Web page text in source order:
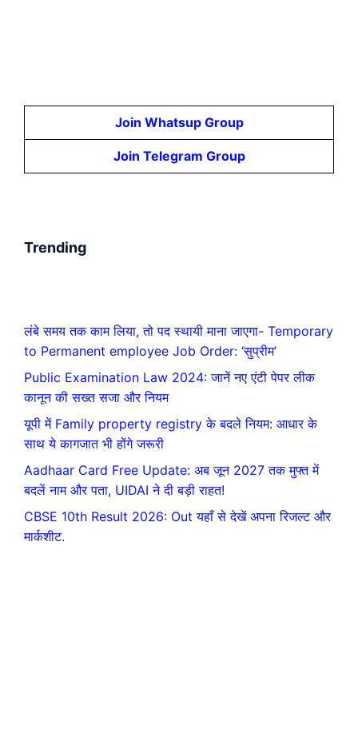
Join Whatsup Group
Join Telegram Group
Trending
लंबे समय तक काम लिया, तो पद स्थायी माना जाएगा- Temporary
to Permanent employee Job Order: ‘सुप्रीम’
Public Examination Law 2024: जानें नए एंटी पेपर लीक
कानून की सख्त सजा और नियम
यूपी में Family property registry के बदले नियम: आधार के
साथ ये कागजात भी होंगे जरूरी
Aadhaar Card Free Update: अब जून 2027 तक मुफ्त में
बदलें नाम और पता, UIDAI ने दी बड़ी राहत!
CBSE 10th Result 2026: Out यहाँ से देखें अपना रिजल्ट और
मार्कशीट.